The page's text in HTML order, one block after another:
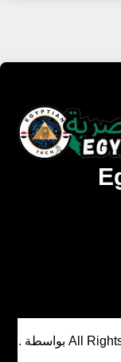
All بواسطة .